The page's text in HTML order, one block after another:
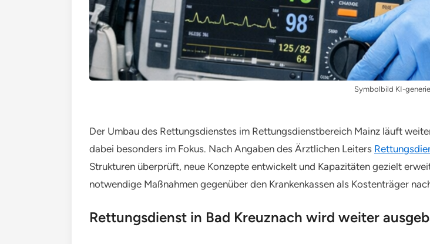
Symbolbild KI-
Der Umbau des Rettungsdienstes im Rettungsdienstbereich Mainz läuft
dabei besonders im Fokus. Nach Angaben des Ärztlichen Leiters
Strukturen überprüft, neue Konzepte entwickelt und Kapazitäten gezielt
notwendige Maßnahmen gegenüber den Krankenkassen als Kostenträger
Rettungsdienst in Bad Kreuznach wird weiter